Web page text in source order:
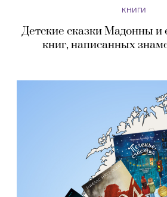
КНИГИ
Детские сказки Мадонны и
книг, написанных